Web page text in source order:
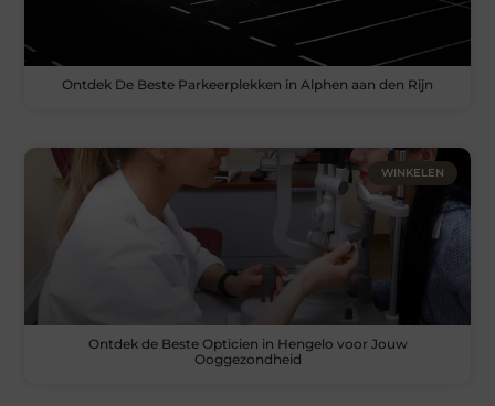
Ontdek De Beste Parkeerplekken in Alphen aan den Rijn
WINKELEN
Ontdek de Beste Opticien in Hengelo voor Jouw
Ooggezondheid